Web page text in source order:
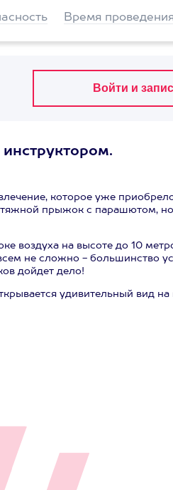
Время проведения
которое уже
прыжок с парашютом, но
воздуха на высоте до 10
не сложно - большинство
дойдет дело!
удивительный вид